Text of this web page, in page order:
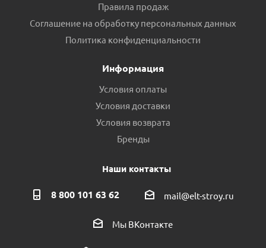
Правила продаж
Соглашение на обработку персональных данных
Политика конфиденциальности
Информация
Условия оплаты
Условия доставки
Условия возврата
Бренды
Наши контакты
8 800 101 63 62 mail@elt-stroy.ru
Мы ВКонтакте